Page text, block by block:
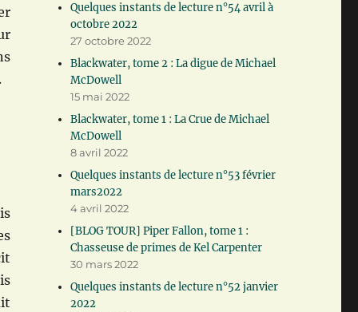
Quelques instants de lecture n°54 avril à
octobre 2022
27 octobre 2022
Blackwater, tome 2 : La digue de Michael
McDowell
15 mai 2022
Blackwater, tome 1 : La Crue de Michael
McDowell
8 avril 2022
Quelques instants de lecture n°53 février
mars2022
4 avril 2022
[BLOG TOUR] Piper Fallon, tome 1 :
Chasseuse de primes de Kel Carpenter
30 mars 2022
Quelques instants de lecture n°52 janvier
2022